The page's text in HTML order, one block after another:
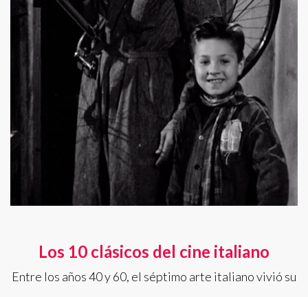
Los 10 clásicos del cine italiano
Entre los años 40 y 60, el séptimo arte italiano vivió su